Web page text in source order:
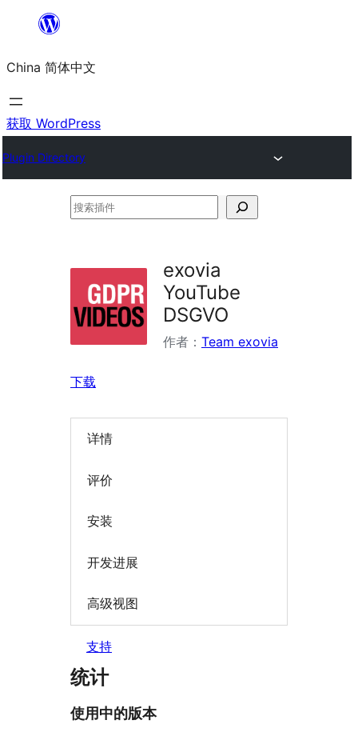
内
容
China 简体中文
获取 WordPress
Plugin Directory
搜
exovia
YouTube
DSGVO
作者： Team exovia
下载
详情
评价
安装
开发进展
高级视图
支持
统计
使用中的版本